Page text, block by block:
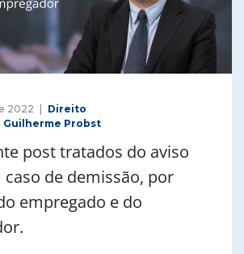
2022
Direito
Guilherme Probst
post tratados do aviso
de demissão, por
empregado e do